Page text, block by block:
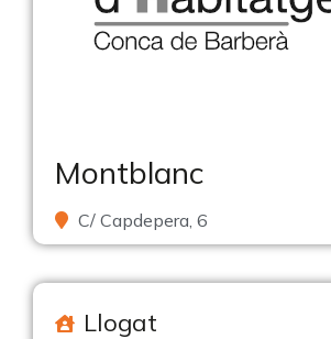
Montblanc
C/ Capdepera, 6
Llogat